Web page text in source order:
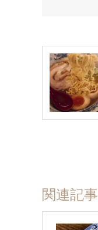
関連記事